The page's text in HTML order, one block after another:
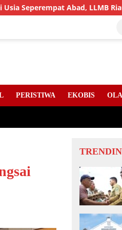
Abad, LLMB Riau, Kepri
PERISTIWA EKOBIS